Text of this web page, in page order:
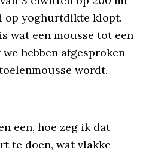
op yoghurtdikte klopt.
wat een mousse tot een
hebben afgesproken
wordt.
een, hoe zeg ik dat
te doen, wat vlakke